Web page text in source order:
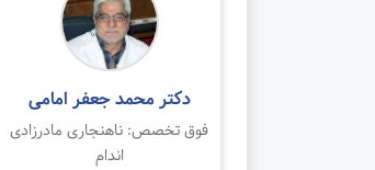
دکتر محمد جعفر امامی
فوق تخصص: ناهنجاری مادرزادی
اندام